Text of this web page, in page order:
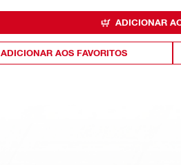
ADICIONAR
ADICIONAR AOS FAVORITOS